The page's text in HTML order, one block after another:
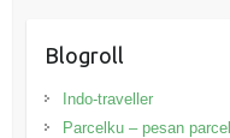
Blogroll
Indo-traveller
Parcelku – pesan